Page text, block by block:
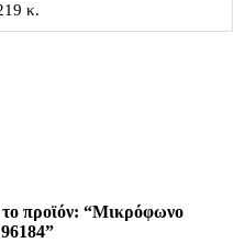
κ.
το προϊόν: “Μικρόφωνο